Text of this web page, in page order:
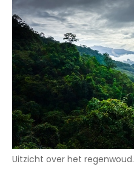
Uitzicht over het regenwoud.